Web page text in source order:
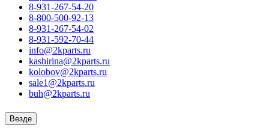
8-931-267-54-20
8-800-500-92-13
8-931-267-54-02
8-931-592-70-44
info@2kparts.ru
kashirina@2kparts.ru
kolobov@2kparts.ru
sale1@2kparts.ru
buh@2kparts.ru
Везде